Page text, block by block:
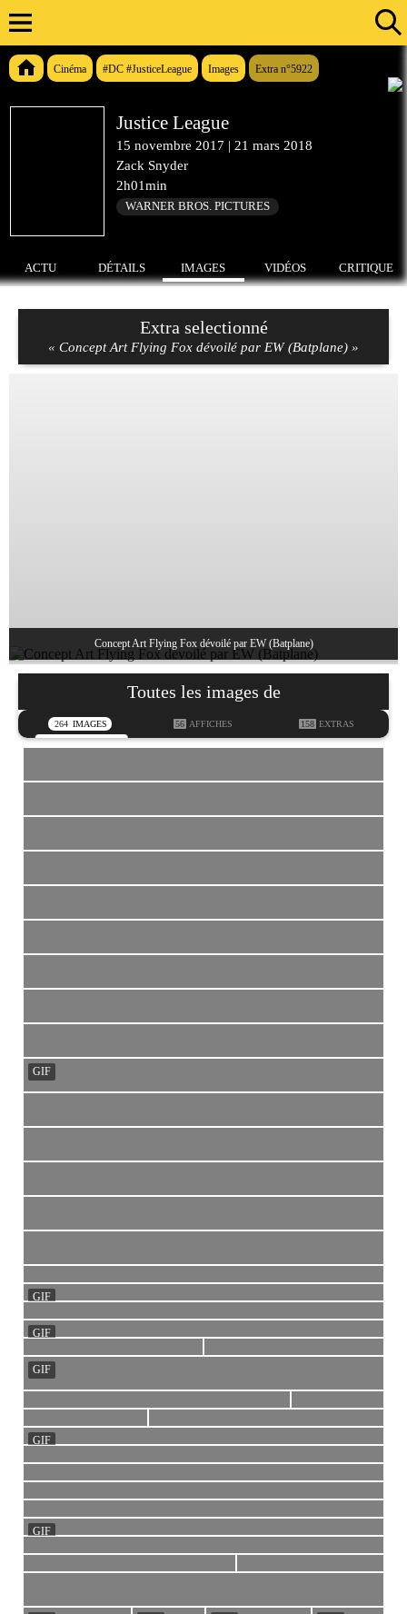
Cinéma #DC #JusticeLeague Images Extra n°5922
Justice League
15 novembre 2017 | 21 mars 2018
Zack Snyder
2h01min
WARNER BROS. PICTURES
ACTU DÉTAILS IMAGES VIDÉOS CRITIQUE
Extra selectionné
« Concept Art Flying Fox dévoilé par EW (Batplane) »
Concept Art Flying Fox dévoilé par EW (Batplane)
Toutes les images de
264 IMAGES 56 AFFICHES 158 EXTRAS